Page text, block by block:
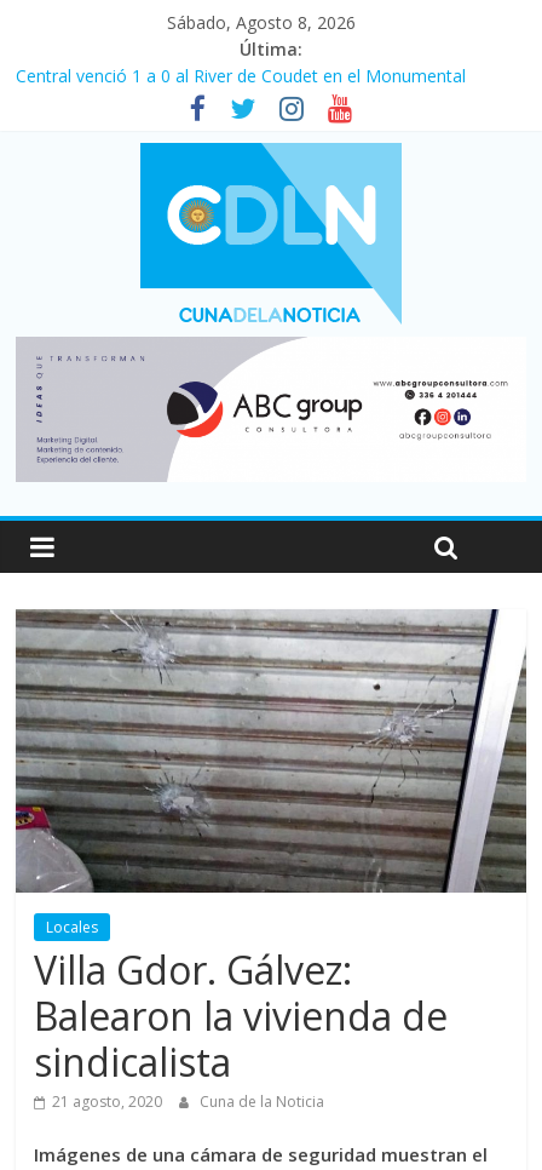
Sábado, Agosto 8, 2026
Última:
Central venció 1 a 0 al River de Coudet en el Monumental
La morosidad alcanzó su nivel más alto en dos décadas y ya
afecta a 400 mil deudores en Santa Fe
Desde que asumió Milei cerraron 41.000 kioscos: el sector
denuncia crisis como en 2001
Vacaciones de invierno con más movimiento y consumo
turístico: 4,6 millones de personas viajaron por el país, un 5,9%
Fuerte caída de la venta de autos usados en julio: bajó un 12,6%
Locales
Villa Gdor. Gálvez:
Balearon la vivienda de
sindicalista
21 agosto, 2020 Cuna de la Noticia
Imágenes de una cámara de seguridad muestran el